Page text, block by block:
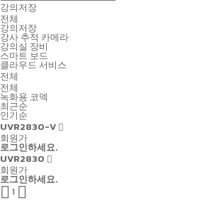
강의저장
전체
강의저장
강사 추적 카메라
강의실 장비
스마트 보드
클라우드 서비스
전체
전체
녹화용 코덱
최근순
인기순
UVR2830-V
회원가
로그인하세요.
UVR2830
회원가
로그인하세요.
 1 